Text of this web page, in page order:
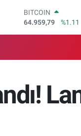
DOLAR
47,7436
%0.18
64,4811
%0.38
BİST100
13.779
%-14